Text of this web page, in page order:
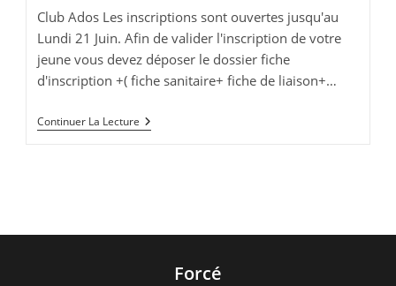
lecture :
Club Ados Les inscriptions sont ouvertes jusqu'au
Lundi 21 Juin. Afin de valider l'inscription de votre
jeune vous devez déposer le dossier fiche
d'inscription +( fiche sanitaire+ fiche de liaison+…
Continuer La Lecture Un
Été
Forcé